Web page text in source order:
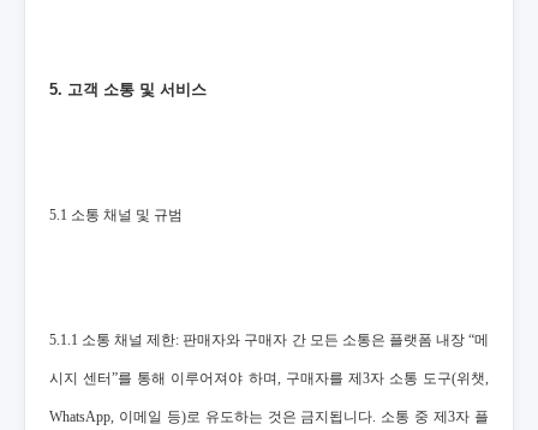
5. 고객 소통 및 서비스
5.1 소통 채널 및 규범
5.1.1 소통 채널 제한: 판매자와 구매자 간 모든 소통은 플랫폼 내장 “메
시지 센터”를 통해 이루어져야 하며, 구매자를 제3자 소통 도구(위챗,
WhatsApp, 이메일 등)로 유도하는 것은 금지됩니다. 소통 중 제3자 플